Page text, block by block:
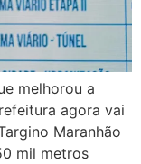
melhorou a
agora vai
Maranhão
mil metros